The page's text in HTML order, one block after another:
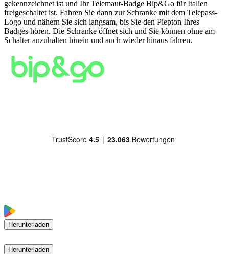
gekennzeichnet ist und Ihr Telemaut-Badge Bip&Go für Italien
freigeschaltet ist. Fahren Sie dann zur Schranke mit dem Telepass-
Logo und nähern Sie sich langsam, bis Sie den Piepton Ihres
Badges hören. Die Schranke öffnet sich und Sie können ohne am
Schalter anzuhalten hinein und auch wieder hinaus fahren.
Herunterladen
Herunterladen